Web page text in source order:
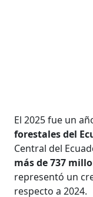
El 2025 fue un
forestales del
Central del
más de 737
representó un
respecto a 2024.